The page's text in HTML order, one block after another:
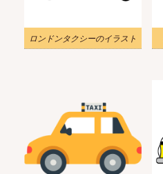
ロンドンタクシーのイラスト